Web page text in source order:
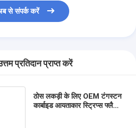
से संपर्क करें
प्रतिदान प्राप्त करें
ठोस लकड़ी के लिए OEM टंगस्टन
कार्बाइड आयताकार स्ट्रिप्स फ्लैट